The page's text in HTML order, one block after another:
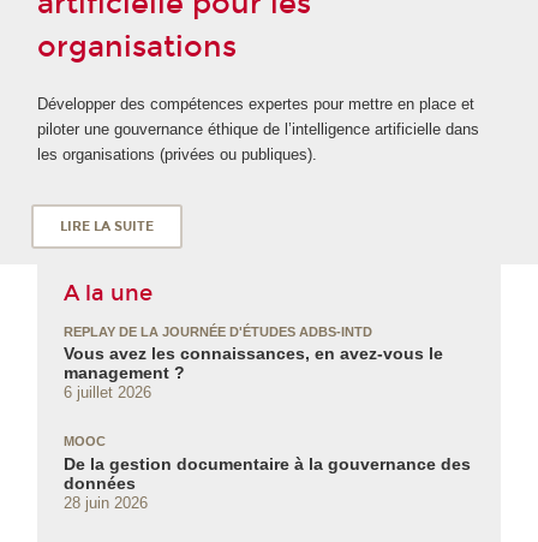
organisations
Développer des compétences expertes pour mettre en place et
piloter une gouvernance éthique de l’intelligence artificielle dans
les organisations (privées ou publiques).
LIRE LA SUITE
A la une
REPLAY DE LA JOURNÉE D'ÉTUDES ADBS-INTD
Vous avez les connaissances, en avez‑vous le
management ?
6 juillet 2026
MOOC
De la gestion documentaire à la gouvernance des
données
28 juin 2026